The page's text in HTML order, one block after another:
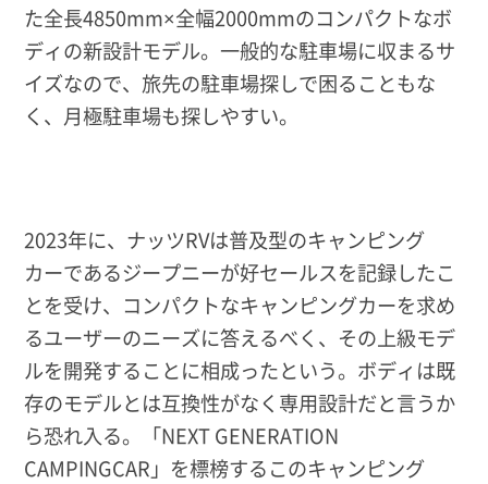
た全長4850mm×全幅2000mmのコンパクトなボ
ディの新設計モデル。一般的な駐車場に収まるサ
イズなので、旅先の駐車場探しで困ることもな
く、月極駐車場も探しやすい。
2023年に、ナッツRVは普及型のキャンピング
カーであるジープニーが好セールスを記録したこ
とを受け、コンパクトなキャンピングカーを求め
るユーザーのニーズに答えるべく、その上級モデ
ルを開発することに相成ったという。ボディは既
存のモデルとは互換性がなく専用設計だと言うか
ら恐れ入る。「NEXT GENERATION
CAMPINGCAR」を標榜するこのキャンピング